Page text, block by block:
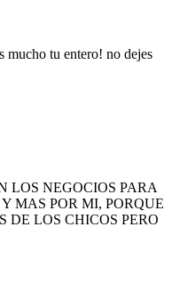
mucho tu entero! no dejes
LOS NEGOCIOS PARA
MAS POR MI, PORQUE
DE LOS CHICOS PERO